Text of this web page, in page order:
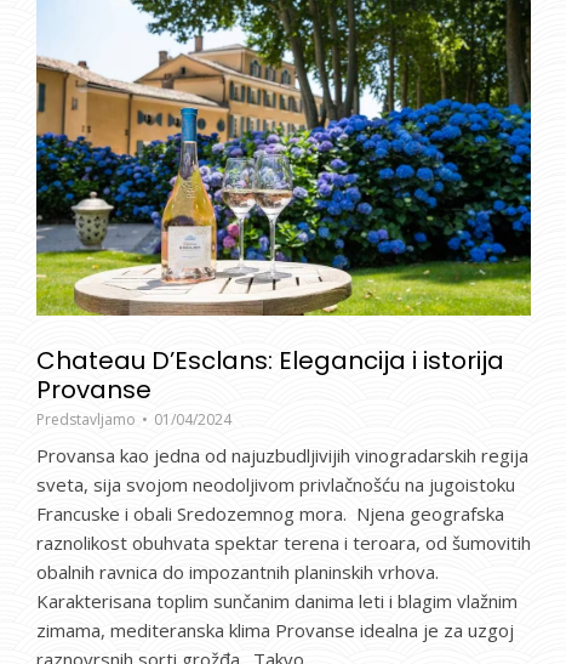
Chateau D’Esclans: Elegancija i istorija
Provanse
Predstavljamo 01/04/2024
Provansa kao jedna od najuzbudljivijih vinogradarskih regija
sveta, sija svojom neodoljivom privlačnošću na jugoistoku
Francuske i obali Sredozemnog mora. Njena geografska
raznolikost obuhvata spektar terena i teroara, od šumovitih
obalnih ravnica do impozantnih planinskih vrhova.
Karakterisana toplim sunčanim danima leti i blagim vlažnim
zimama, mediteranska klima Provanse idealna je za uzgoj
raznovrsnih sorti grožđa. Takvo…